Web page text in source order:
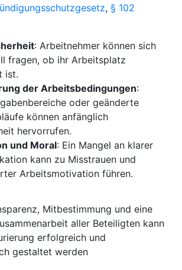
, § 102
: Arbeitnehmer können sich
fragen, ob ihr Arbeitsplatz
ist.
der Arbeitsbedingungen:
oder geänderte
können anfänglich
hervorrufen.
und Moral: Ein Mangel an klarer
kann zu Misstrauen und
Arbeitsmotivation führen.
Mitbestimmung und eine
aller Beteiligten kann
erfolgreich und
gestaltet werden